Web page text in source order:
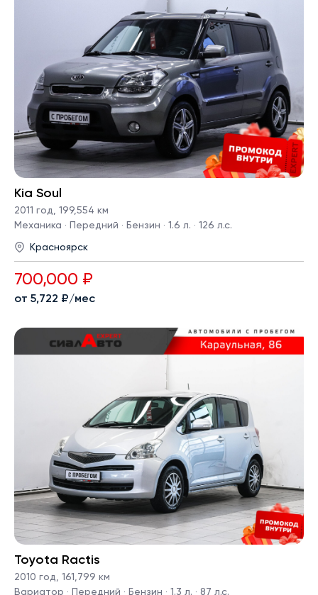
Kia Soul
2011 год
199,554 км
Механика · Передний · Бензин · 1.6 л. · 126 л.с.
Красноярск
700,000 ₽
от 5,722 ₽/мес
Toyota Ractis
2010 год, 161,799 км
Вариатор · Передний · Бензин · 1.3 л. · 87 л.с.